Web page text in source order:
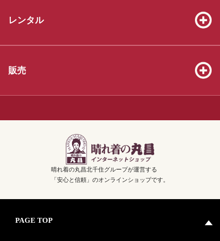
2026.06.13
した！
2026.05.23
年末年始休業のお知らせ！【2025年12月28日(日)～2026年1月3日
卒業袴販売セット50着を掲載いたしました！
レンタル
販売
晴れ着の丸昌北千住グループが運営する
「安心と信頼」のオンラインショップです。
PAGE TOP